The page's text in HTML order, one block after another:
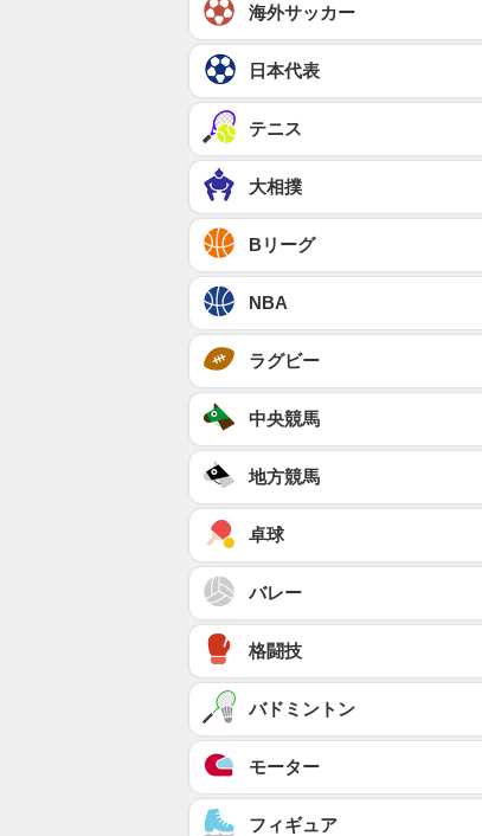
海外サッカー
日本代表
テニス
大相撲
Bリーグ
NBA
ラグビー
中央競馬
地方競馬
卓球
バレー
格闘技
バドミントン
モーター
フィギュア